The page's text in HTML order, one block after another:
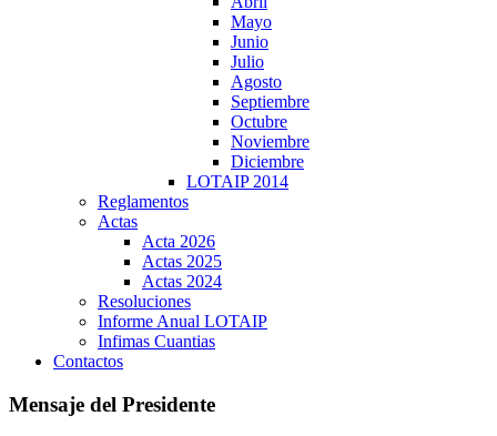
Mayo
Junio
Julio
Agosto
Septiembre
Octubre
Noviembre
Diciembre
LOTAIP 2014
Reglamentos
Actas
Acta 2026
Actas 2025
Actas 2024
Resoluciones
Informe Anual LOTAIP
Infimas Cuantias
Contactos
Mensaje del Presidente